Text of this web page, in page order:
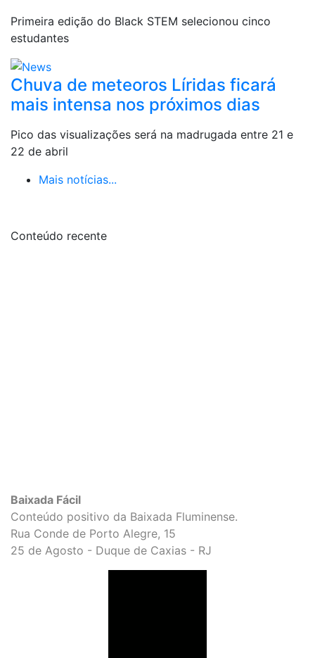
Primeira edição do Black STEM selecionou cinco
estudantes
Chuva de meteoros Líridas ficará
mais intensa nos próximos dias
Pico das visualizações será na madrugada entre 21 e
22 de abril
Mais notícias...
Conteúdo recente
Baixada Fácil
Conteúdo positivo da Baixada Fluminense.
Rua Conde de Porto Alegre, 15
25 de Agosto - Duque de Caxias - RJ